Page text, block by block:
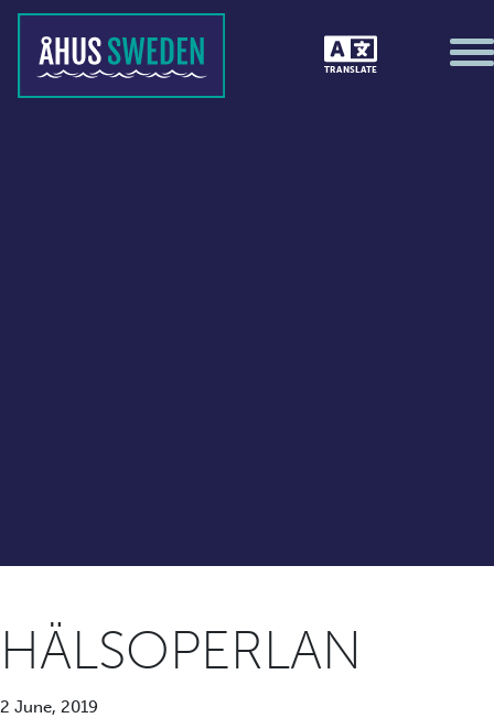
TRANSLATE
HÄLSOPERLAN
2 June, 2019